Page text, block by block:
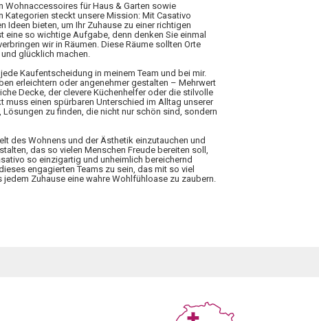
Wohnaccessoires für Haus & Garten sowie
Kategorien steckt unsere Mission: Mit Casativo
Ideen bieten, um Ihr Zuhause zu einer richtigen
eine so wichtige Aufgabe, denn denken Sie einmal
wir in Räumen. Diese Räume sollten Orte
glücklich machen.
Kaufentscheidung in meinem Team und bei mir.
erleichtern oder angenehmer gestalten – Mehrwert
Decke, der clevere Küchenhelfer oder die stilvolle
muss einen spürbaren Unterschied im Alltag unserer
Lösungen zu finden, die nicht nur schön sind, sondern
des Wohnens und der Ästhetik einzutauchen und
das so vielen Menschen Freude bereiten soll,
so einzigartig und unheimlich bereichernd
engagierten Teams zu sein, das mit so viel
Zuhause eine wahre Wohlfühloase zu zaubern.